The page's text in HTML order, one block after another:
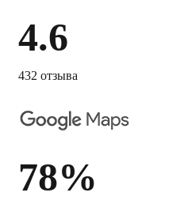
4.6
432 отзыва
78%